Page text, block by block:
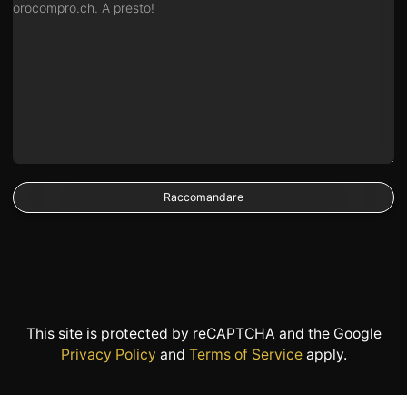
This site is protected by reCAPTCHA and the Google
Privacy Policy and Terms of Serviceapply.